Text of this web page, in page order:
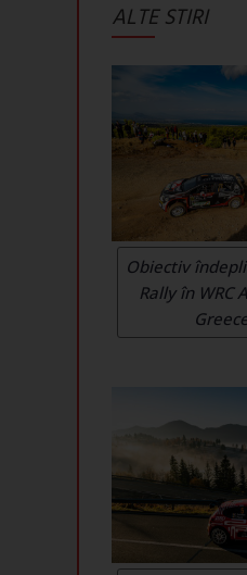
ALTE STIRI
Obiectiv
Rally în WRC